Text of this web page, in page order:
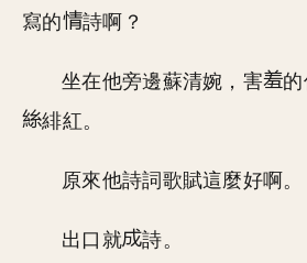
寫的 詩啊？
坐在他旁邊蘇清婉，害
緋紅。
原來他詩詞歌賦這麼好啊。
出口就 詩。